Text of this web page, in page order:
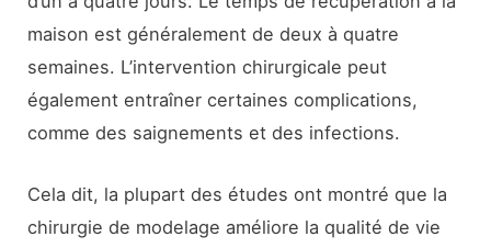
maison est généralement de deux à quatre
semaines. L’intervention chirurgicale peut
également entraîner certaines complications,
comme des saignements et des infections.
Cela dit, la plupart des études ont montré que la
chirurgie de modelage améliore la qualité de vie